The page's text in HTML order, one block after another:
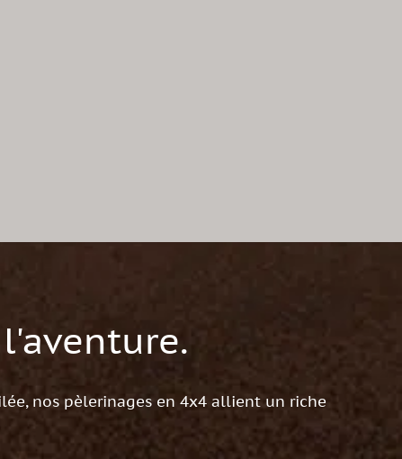
nos pèlerinages en 4x4 allient un riche